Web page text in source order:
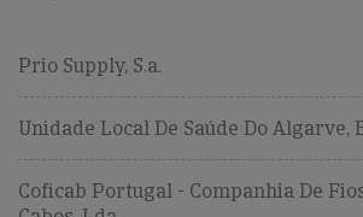
Prio Supply, S.a.
Unidade Local De Saúde Do Algarve,
Coficab Portugal - Companhia De